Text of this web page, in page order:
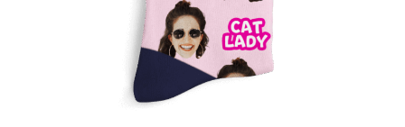
página
de
producto